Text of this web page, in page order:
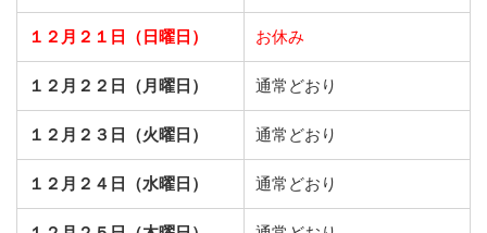
１２月２１日（日曜日） お休み
１２月２２日（月曜日） 通常どおり
１２月２３日（火曜日） 通常どおり
１２月２４日（水曜日） 通常どおり